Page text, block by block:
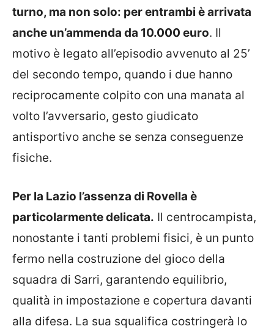
turno, ma non solo: per entrambi è arrivata
anche un’ammenda da 10.000 euro. Il
motivo è legato all’episodio avvenuto al 25’
del secondo tempo, quando i due hanno
reciprocamente colpito con una manata al
volto l’avversario, gesto giudicato
antisportivo anche se senza conseguenze
fisiche.
Per la Lazio l’assenza di Rovella è
particolarmente delicata. Il centrocampista,
nonostante i tanti problemi fisici, è un punto
fermo nella costruzione del gioco della
squadra di Sarri, garantendo equilibrio,
qualità in impostazione e copertura davanti
alla difesa. La sua squalifica costringerà lo